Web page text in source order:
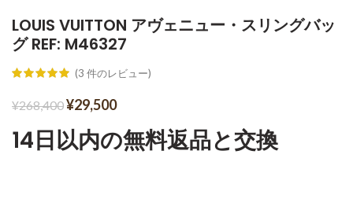
LOUIS VUITTON アヴェニュー・スリングバッ
グ REF: M46327
(3 件のレビュー)
¥268,400¥29,500
14日以内の無料返品と交換